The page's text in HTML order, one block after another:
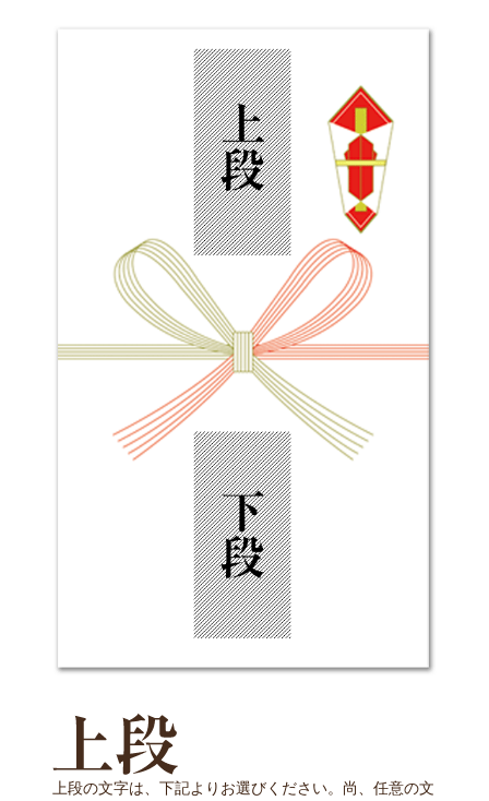
上段の文字は、下記よりお選びください。尚、任意の文